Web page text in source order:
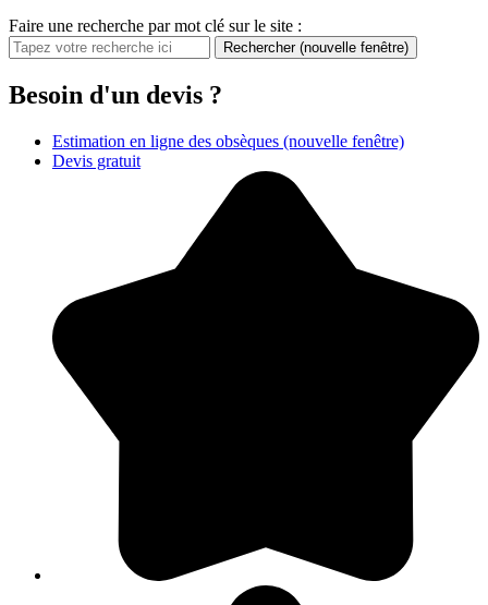
Faire une recherche par mot clé sur le site :
Rechercher (nouvelle fenêtre)
Besoin d'un devis ?
Estimation en ligne des obsèques (nouvelle fenêtre)
Devis gratuit